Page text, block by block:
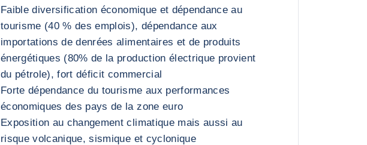
Faible diversification économique et dépendance au
tourisme (40 % des emplois), dépendance aux
importations de denrées alimentaires et de produits
énergétiques (80% de la production électrique provient
du pétrole), fort déficit commercial
Forte dépendance du tourisme aux performances
économiques des pays de la zone euro
Exposition au changement climatique mais aussi au
risque volcanique, sismique et cyclonique